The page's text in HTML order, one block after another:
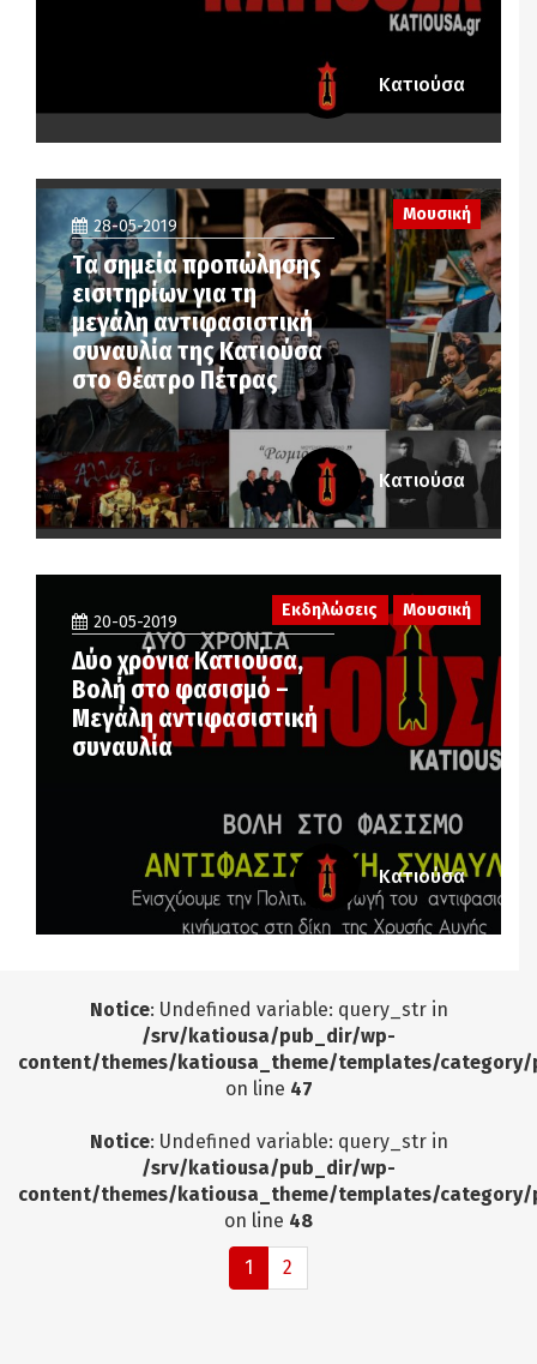
Κατιούσα
28-05-2019
Τα σημεία προπώλησης
εισιτηρίων για τη
μεγάλη αντιφασιστική
συναυλία της Κατιούσα
στο Θέατρο Πέτρας
Μουσική
Κατιούσα
20-05-2019
Δύο χρόνια Κατιούσα,
Βολή στο φασισμό –
Μεγάλη αντιφασιστική
συναυλία
Εκδηλώσεις Μουσική
Κατιούσα
Notice: Undefined variable: query_str in
/srv/katiousa/pub_dir/wp-
content/themes/katiousa_theme/templates/
on line 47
Notice: Undefined variable: query_str in
/srv/katiousa/pub_dir/wp-
content/themes/katiousa_theme/templates/
on line 48
1 2